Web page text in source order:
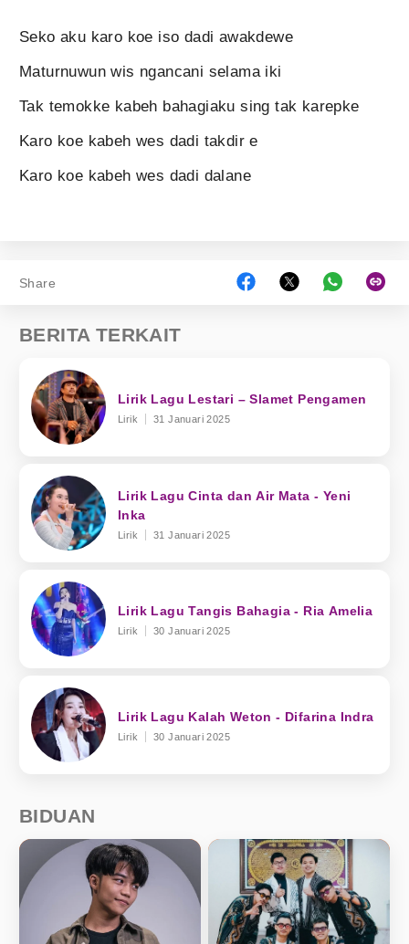
Seko aku karo koe iso dadi awakdewe
Maturnuwun wis ngancani selama iki
Tak temokke kabeh bahagiaku sing tak karepke
Karo koe kabeh wes dadi takdir e
Karo koe kabeh wes dadi dalane
Share
BERITA TERKAIT
Lirik Lagu Lestari – Slamet Pengamen
Lirik 31 Januari 2025
Lirik Lagu Cinta dan Air Mata - Yeni
Inka
Lirik 31 Januari 2025
Lirik Lagu Tangis Bahagia - Ria Amelia
Lirik 30 Januari 2025
Lirik Lagu Kalah Weton - Difarina Indra
Lirik 30 Januari 2025
BIDUAN